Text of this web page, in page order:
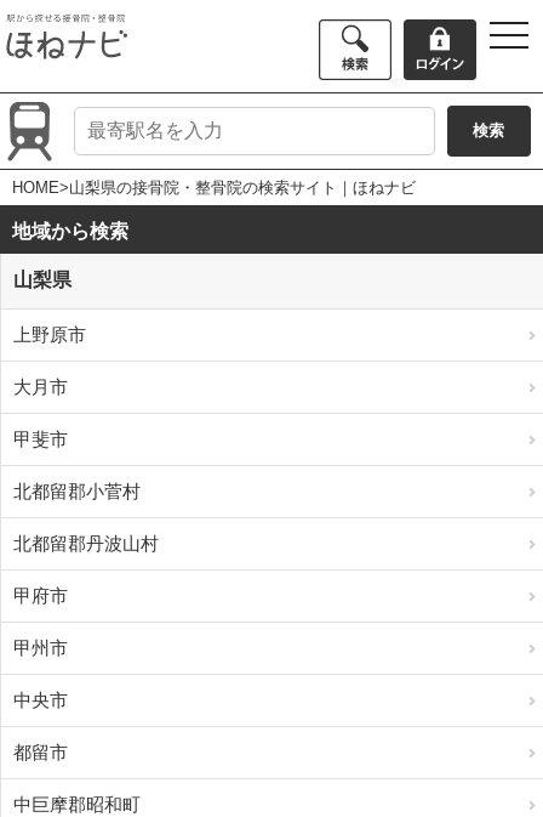
HOME>山梨県の接骨院・整骨院の検索サイト｜ほねナビ
地域から検索
山梨県
上野原市
大月市
甲斐市
北都留郡小菅村
北都留郡丹波山村
甲府市
甲州市
中央市
都留市
中巨摩郡昭和町